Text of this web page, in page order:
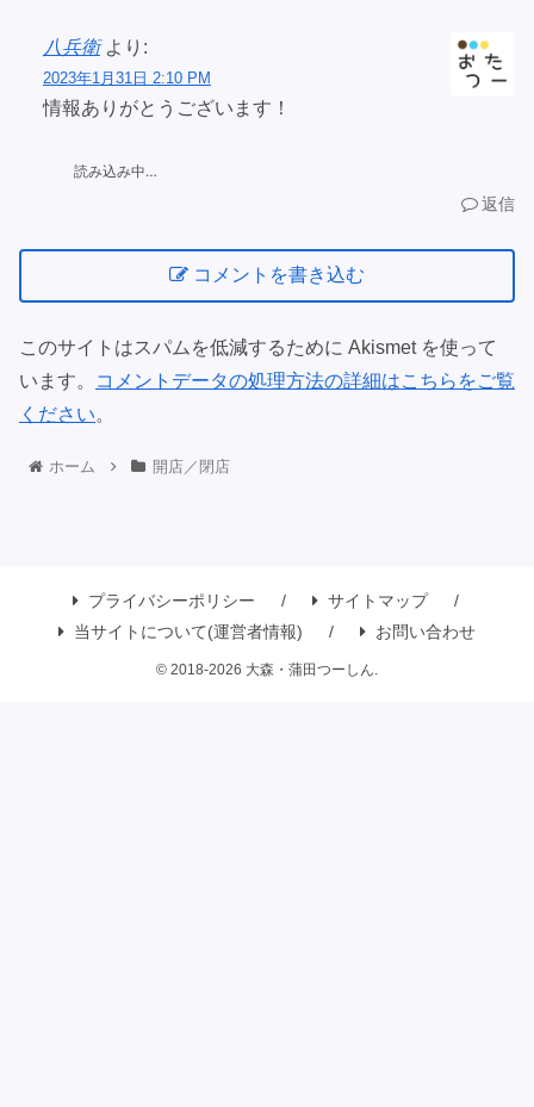
八兵衛 より:
2023年1月31日 2:10 PM
情報ありがとうございます！
読み込み中…
返信
コメントを書き込む
このサイトはスパムを低減するために Akismet を使って
います。
コメントデータの処理方法の詳細はこちらをご覧
ください。
ホーム 開店／閉店
プライバシーポリシー
サイトマップ
当サイトについて(運営者情報)
お問い合わせ
© 2018-2026 大森・蒲田つーしん.